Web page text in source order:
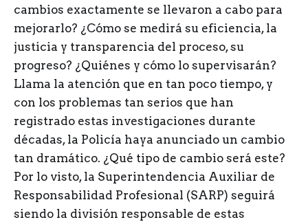
cambios exactamente se llevaron a cabo para
mejorarlo? ¿Cómo se medirá su eficiencia, la
justicia y transparencia del proceso, su
progreso? ¿Quiénes y cómo lo supervisarán?
Llama la atención que en tan poco tiempo, y
con los problemas tan serios que han
registrado estas investigaciones durante
décadas, la Policía haya anunciado un cambio
tan dramático. ¿Qué tipo de cambio será este?
Por lo visto, la Superintendencia Auxiliar de
Responsabilidad Profesional (SARP) seguirá
siendo la división responsable de estas